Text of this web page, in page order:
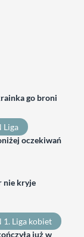
go broni
Liga
oczekiwań
nie kryje
1. Liga kobiet
już w